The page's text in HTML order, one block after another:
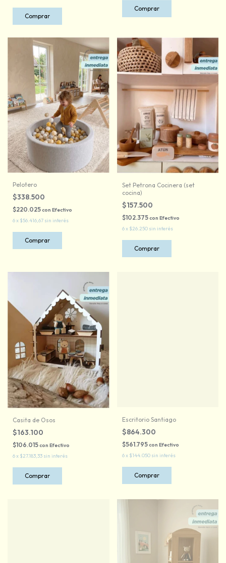
Comprar
Comprar
Pelotero
$338.500
$220.025con Efectivo
6x $56.416,67 sin interés
Set Petrona Cocinera (set
cocina)
$157.500
$102.375con Efectivo
6x $26.250 sin interés
Casita de Osos
$163.100
$106.015con Efectivo
6x $27.183,33 sin interés
Escritorio Santiago
$864.300
$561.795con Efectivo
6x $144.050 sin interés
Comprar